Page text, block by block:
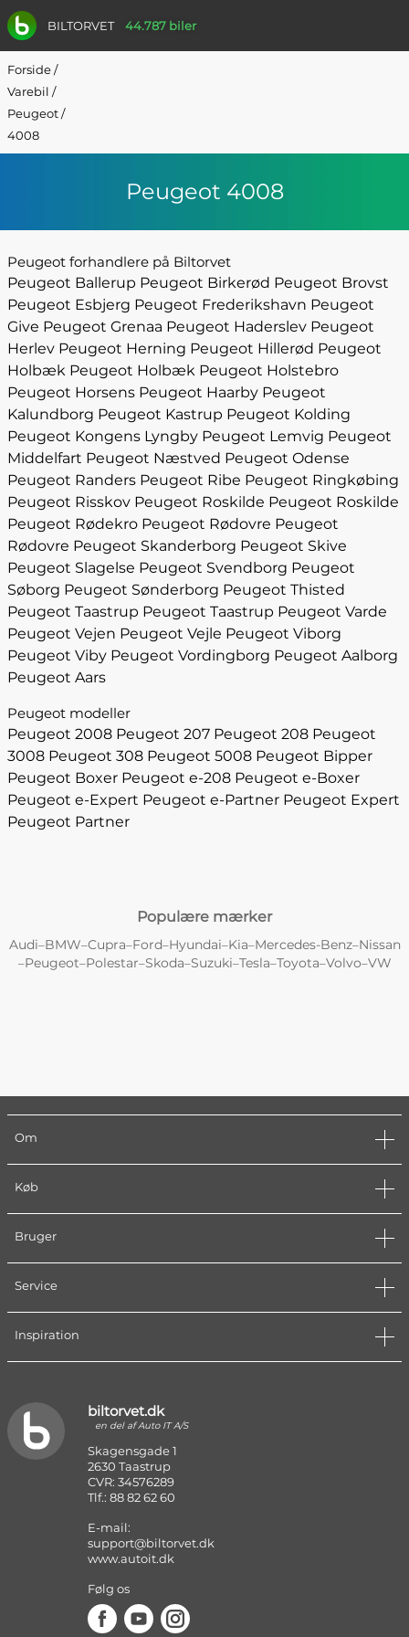
BILTORVET 44.787 biler
Forside/
Varebil /
Peugeot/
4008
Peugeot 4008
Peugeot forhandlere på Biltorvet
Peugeot Ballerup Peugeot Birkerød Peugeot Brovst
Peugeot Esbjerg Peugeot Frederikshavn Peugeot
Give Peugeot Grenaa Peugeot Haderslev Peugeot
Herlev Peugeot Herning Peugeot Hillerød Peugeot
Holbæk Peugeot Holbæk Peugeot Holstebro
Peugeot Horsens Peugeot Haarby Peugeot
Kalundborg Peugeot Kastrup Peugeot Kolding
Peugeot Kongens Lyngby Peugeot Lemvig Peugeot
Middelfart Peugeot Næstved Peugeot Odense
Peugeot Randers Peugeot Ribe Peugeot Ringkøbing
Peugeot Risskov Peugeot Roskilde Peugeot Roskilde
Peugeot Rødekro Peugeot Rødovre Peugeot
Rødovre Peugeot Skanderborg Peugeot Skive
Peugeot Slagelse Peugeot Svendborg Peugeot
Søborg Peugeot Sønderborg Peugeot Thisted
Peugeot Taastrup Peugeot Taastrup Peugeot Varde
Peugeot Vejen Peugeot Vejle Peugeot Viborg
Peugeot Viby Peugeot Vordingborg Peugeot Aalborg
Peugeot Aars
Peugeot modeller
Peugeot 2008 Peugeot 207 Peugeot 208 Peugeot
3008 Peugeot 308 Peugeot 5008 Peugeot Bipper
Peugeot Boxer Peugeot e-208 Peugeot e-Boxer
Peugeot e-Expert Peugeot e-Partner Peugeot Expert
Peugeot Partner
Populære mærker
Audi–BMW–Cupra–Ford–Hyundai–Kia–Mercedes-Benz–Nissan
–Peugeot–Polestar–Skoda–Suzuki–Tesla–Toyota–Volvo–VW
Om
Køb
Bruger
Service
Inspiration
biltorvet.dk
en del af Auto IT A/S
Skagensgade 1
2630 Taastrup
CVR: 34576289
Tlf.: 88 82 62 60
E-mail:
support@biltorvet.dk
www.autoit.dk
Følg os